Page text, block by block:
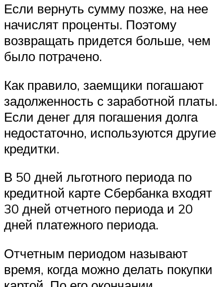
Если вернуть сумму позже, на нее
начислят проценты. Поэтому
возвращать придется больше, чем
было потрачено.
Как правило, заемщики погашают
задолженность с заработной платы.
Если денег для погашения долга
недостаточно, используются другие
кредитки.
В 50 дней льготного периода по
кредитной карте Сбербанка входят
30 дней отчетного периода и 20
дней платежного периода.
Отчетным периодом называют
время, когда можно делать покупки